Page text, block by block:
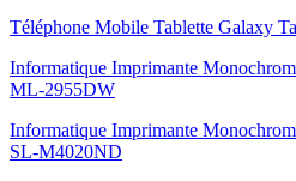
Téléphone Mobile Tablette Galaxy
Informatique Imprimante
ML-2955DW
Informatique Imprimante
SL-M4020ND